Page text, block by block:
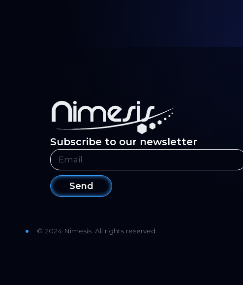
Subscribe to our newsletter
Send
© 2024 Nimesis. All rights reserved